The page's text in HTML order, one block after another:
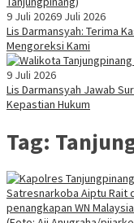
9 Juli 20269 Juli 2026
Lis Darmansyah: Terima
Mengoreksi Kami
9 Juli 2026
Lis Darmansyah Jawab
Kepastian Hukum
Tag: